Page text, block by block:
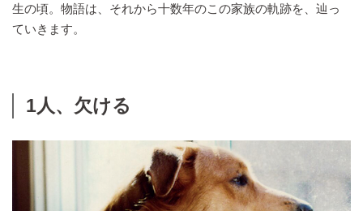
生の頃。物語は、それから十数年のこの家族の軌跡を、辿っ
ていきます。
1人、欠ける